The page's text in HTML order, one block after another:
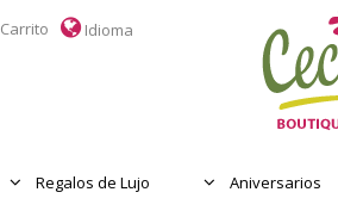
Carrito Idioma
Regalos de Lujo Aniversarios
CONDOLENCIA & CONSUELO